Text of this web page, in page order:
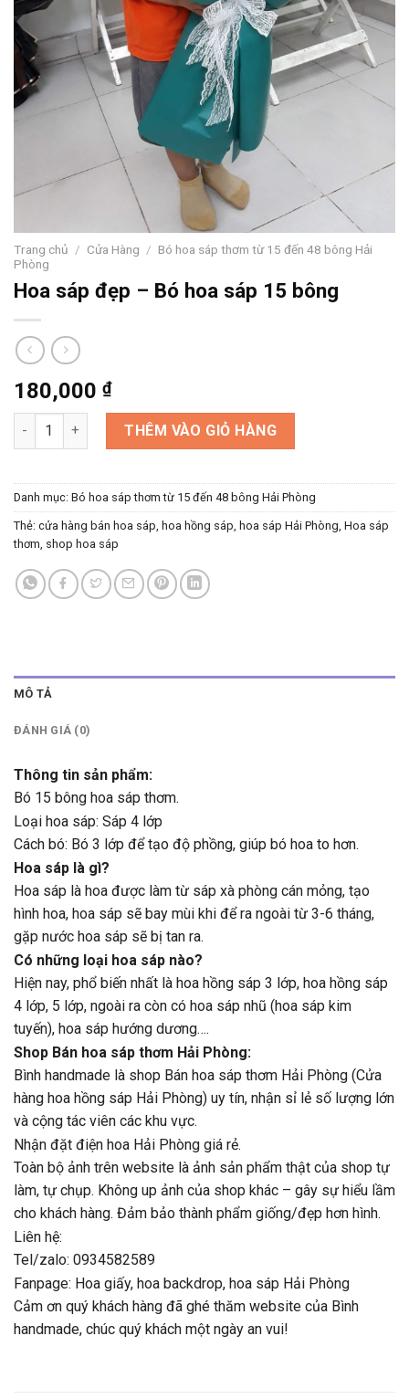
Trang chủ / Cửa Hàng / Bó hoa sáp thơm từ 15 đến 48 bông Hải
Phòng
Hoa sáp đẹp – Bó hoa sáp 15 bông
180,000 ₫
Hoa sáp đẹp - Bó hoa sáp 15 bông số lượng
THÊM VÀO GIỎ HÀNG
Danh mục: Bó hoa sáp thơm từ 15 đến 48 bông Hải Phòng
Thẻ: cửa hàng bán hoa sáp hoa hồng sáp hoa sáp Hải Phòng Hoa sáp
thơm shop hoa sáp
MÔ TẢ
ĐÁNH GIÁ (0)
Thông tin sản phẩm:
Bó 15 bông hoa sáp thơm.
Loại hoa sáp: Sáp 4 lớp
Cách bó: Bó 3 lớp để tạo độ phồng, giúp bó hoa to hơn.
Hoa sáp là gì?
Hoa sáp là hoa được làm từ sáp xà phòng cán mỏng, tạo
hình hoa, hoa sáp sẽ bay mùi khi để ra ngoài từ 3-6 tháng,
gặp nước hoa sáp sẽ bị tan ra.
Có những loại hoa sáp nào?
Hiện nay, phổ biến nhất là hoa hồng sáp 3 lớp, hoa hồng sáp
4 lớp, 5 lớp, ngoài ra còn có hoa sáp nhũ (hoa sáp kim
tuyến), hoa sáp hướng dương….
Shop Bán hoa sáp thơm Hải Phòng:
Bình handmade là shop Bán hoa sáp thơm Hải Phòng (Cửa
hàng hoa hồng sáp Hải Phòng) uy tín, nhận sỉ lẻ số lượng lớn
và cộng tác viên các khu vực.
Nhận đặt điện hoa Hải Phòng giá rẻ.
Toàn bộ ảnh trên website là ảnh sản phẩm thật của shop tự
làm, tự chụp. Không up ảnh của shop khác – gây sự hiểu lầm
cho khách hàng. Đảm bảo thành phẩm giống/đẹp hơn hình.
Liên hệ:
Tel/zalo: 0934582589
Fanpage: Hoa giấy, hoa backdrop, hoa sáp Hải Phòng
Cảm ơn quý khách hàng đã ghé thăm website của Bình
handmade, chúc quý khách một ngày an vui!